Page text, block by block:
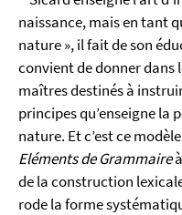
naissance, mais en tant
nature », il fait de son
convient de donner dans
maîtres destinés à
principes qu’enseigne la
nature. Et c’est ce
Eléments de Grammaire
de la construction
rode la forme